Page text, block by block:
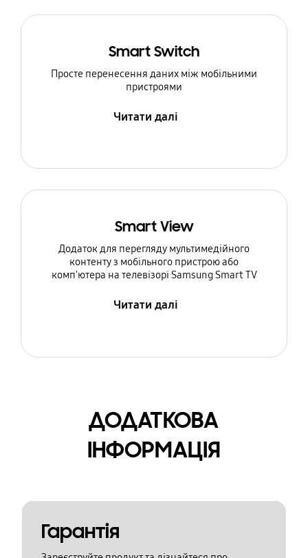
Smart Switch
Просте перенесення даних між мобільними
пристроями
Читати далі
Smart View
Додаток для перегляду мультимедійного
контенту з мобільного пристрою або
комп'ютера на телевізорі Samsung Smart TV
Читати далі
ДОДАТКОВА
ІНФОРМАЦІЯ
Гарантія